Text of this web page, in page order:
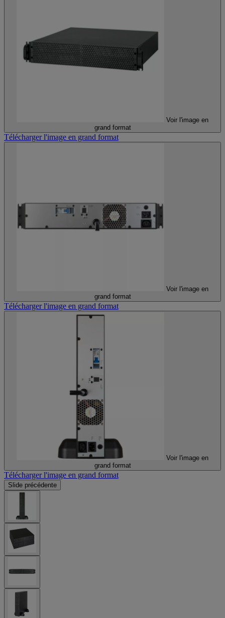
Voir l'image en
grand format
Télécharger l'image en grand format
Voir l'image en
grand format
Télécharger l'image en grand format
Voir l'image en
grand format
Télécharger l'image en grand format
Slide précédente